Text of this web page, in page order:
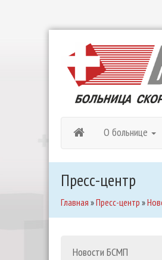
О больнице
Пресс-центр
Главная »Пресс-центр »
Новости БСМП